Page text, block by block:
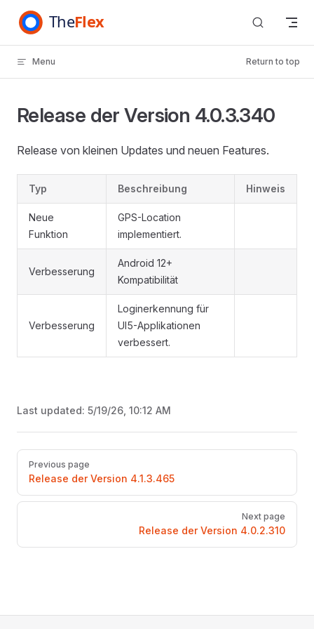
Skip to content
Menu Return to top
Release der Version 4.0.3.340
Release von kleinen Updates und neuen Features.
Typ Beschreibung Hinweis
Neue
Funktion
GPS-Location
implementiert.
Verbesserung
Android 12+
Kompatibilität
Verbesserung
Loginerkennung für
UI5-Applikationen
verbessert.
Last updated: 5/19/26, 10:12 AM
Pager
Previous page
Release der Version 4.1.3.465
Next page
Release der Version 4.0.2.310